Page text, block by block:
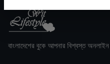
বাংলাদেশের বুকে আপনার বিশ্বস্ত